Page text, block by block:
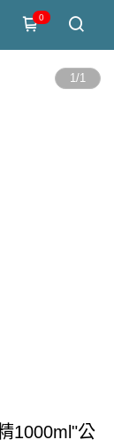
0
1/1
1000ml"公